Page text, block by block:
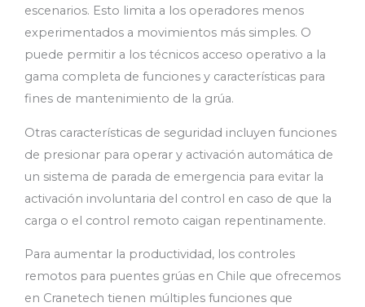
escenarios. Esto limita a los operadores menos
experimentados a movimientos más simples. O
puede permitir a los técnicos acceso operativo a la
gama completa de funciones y características para
fines de mantenimiento de la grúa.
Otras características de seguridad incluyen funciones
de presionar para operar y activación automática de
un sistema de parada de emergencia para evitar la
activación involuntaria del control en caso de que la
carga o el control remoto caigan repentinamente.
Para aumentar la productividad, los controles
remotos para puentes grúas en Chile que ofrecemos
en Cranetech tienen múltiples funciones que